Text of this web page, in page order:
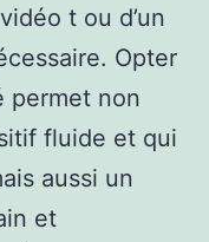
t ou d’un
Opter
permet non
fluide et qui
aussi un
et